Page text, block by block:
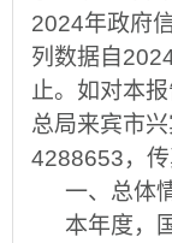
2024年政府
列数据自202
止。如对本
总局来宾市
4288653，传
一、总体
本年度，